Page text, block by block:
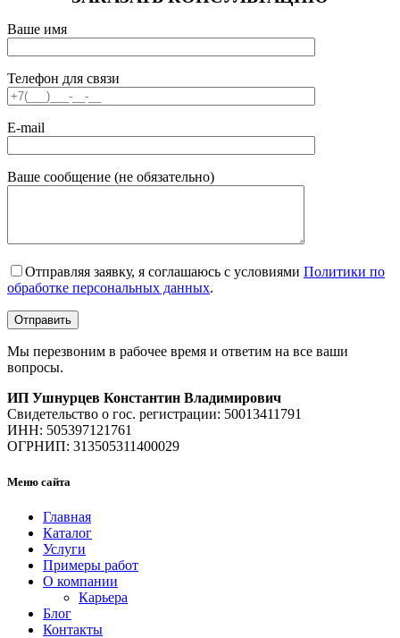
Ваше имя
Телефон для связи
E-mail
Ваше сообщение (не обязательно)
Отправляя заявку, я соглашаюсь с условиями Политики по
обработке персональных данных.
Мы перезвоним в рабочее время и ответим на все ваши
вопросы.
ИП Ушнурцев Константин Владимирович
Свидетельство о гос. регистрации: 50013411791
ИНН: 505397121761
ОГРНИП: 313505311400029
Меню сайта
Главная
Каталог
Услуги
Примеры работ
О компании
Карьера
Блог
Контакты